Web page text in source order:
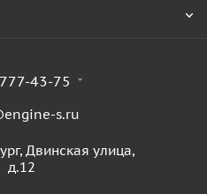
43-75
s.ru
Двинская улица,
д.12